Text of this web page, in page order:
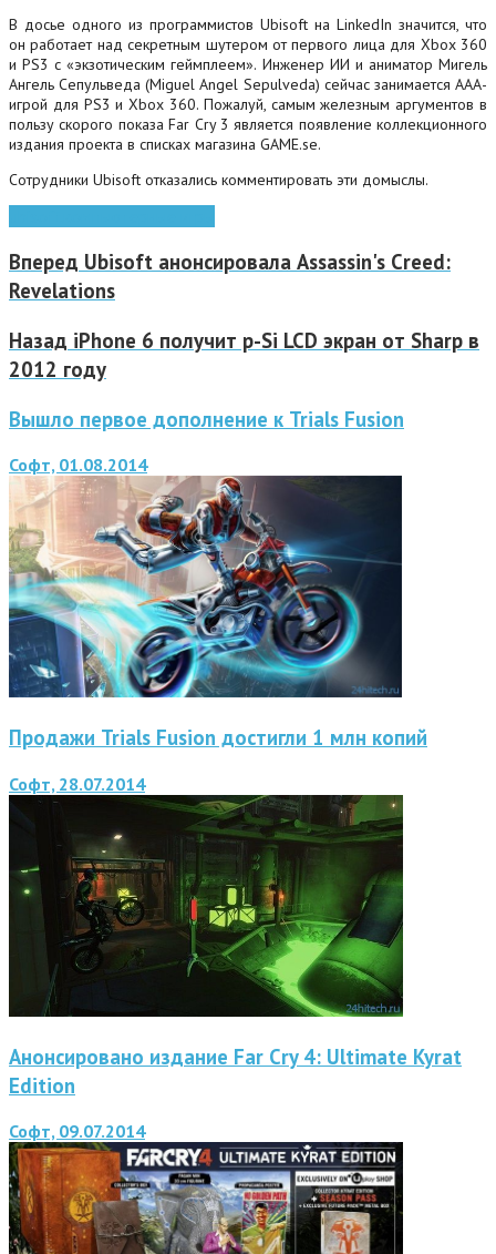
В досье одного из программистов Ubisoft на LinkedIn значится, что
он работает над секретным шутером от первого лица для Xbox 360
и PS3 с «экзотическим геймплеем». Инженер ИИ и аниматор Мигель
Ангель Сепульведа (Miguel Angel Sepulveda) сейчас занимается ААА-
игрой для PS3 и Xbox 360. Пожалуй, самым железным аргументов в
пользу скорого показа Far Cry 3 является появление коллекционного
издания проекта в списках магазина GAME.se.
Сотрудники Ubisoft отказались комментировать эти домыслы.
Вперед Ubisoft анонсировала Assassin's Creed:
Revelations
Назад iPhone 6 получит р-Si LCD экран от Sharp в
2012 году
Вышло первое дополнение к Trials Fusion
Софт, 01.08.2014
Продажи Trials Fusion достигли 1 млн копий
Софт, 28.07.2014
Анонсировано издание Far Cry 4: Ultimate Kyrat
Edition
Софт, 09.07.2014